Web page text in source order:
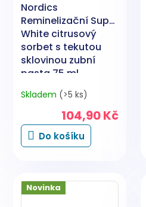
Nordics
Reminelizační Super
White citrusový
sorbet s tekutou
sklovinou zubní
pasta 75 ml
Skladem (>5 ks)
104,90 Kč
Do košíku
Novinka